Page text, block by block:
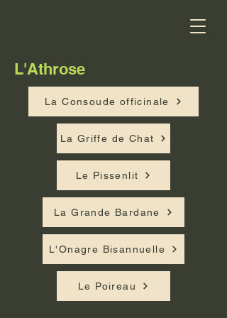
L'Athrose
La Consoude officinale
La Griffe de Chat
Le Pissenlit
La Grande Bardane
L'Onagre Bisannuelle
Le Poireau